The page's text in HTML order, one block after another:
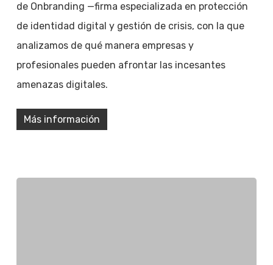
de Onbranding —firma especializada en protección
de identidad digital y gestión de crisis, con la que
analizamos de qué manera empresas y
profesionales pueden afrontar las incesantes
amenazas digitales.
Más información